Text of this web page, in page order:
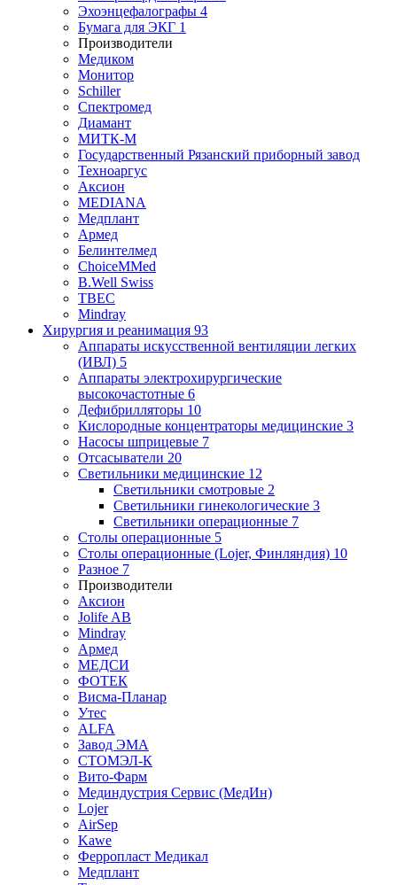
Эхоэнцефалографы 4
Бумага для ЭКГ 1
Производители
Медиком
Монитор
Schiller
Спектромед
Диамант
МИТК-М
Государственный Рязанский приборный завод
Техноаргус
Аксион
MEDIANA
Медплант
Армед
Белинтелмед
ChoiceMMed
B.Well Swiss
ТВЕС
Mindray
Хирургия и реанимация 93
Аппараты искусственной вентиляции легких
(ИВЛ) 5
Аппараты электрохирургические
высокочастотные 6
Дефибрилляторы 10
Кислородные концентраторы медицинские 3
Насосы шприцевые 7
Отсасыватели 20
Светильники медицинские 12
Светильники смотровые 2
Светильники гинекологические 3
Светильники операционные 7
Столы операционные 5
Столы операционные (Lojer, Финляндия) 10
Разное 7
Производители
Аксион
Jolife AB
Mindray
Армед
МЕДСИ
ФОТЕК
Висма-Планар
Утес
ALFA
Завод ЭМА
СТОМЭЛ-К
Вито-Фарм
Мединдустрия Сервис (МедИн)
Lojer
AirSep
Kawe
Ферропласт Медикал
Медплант